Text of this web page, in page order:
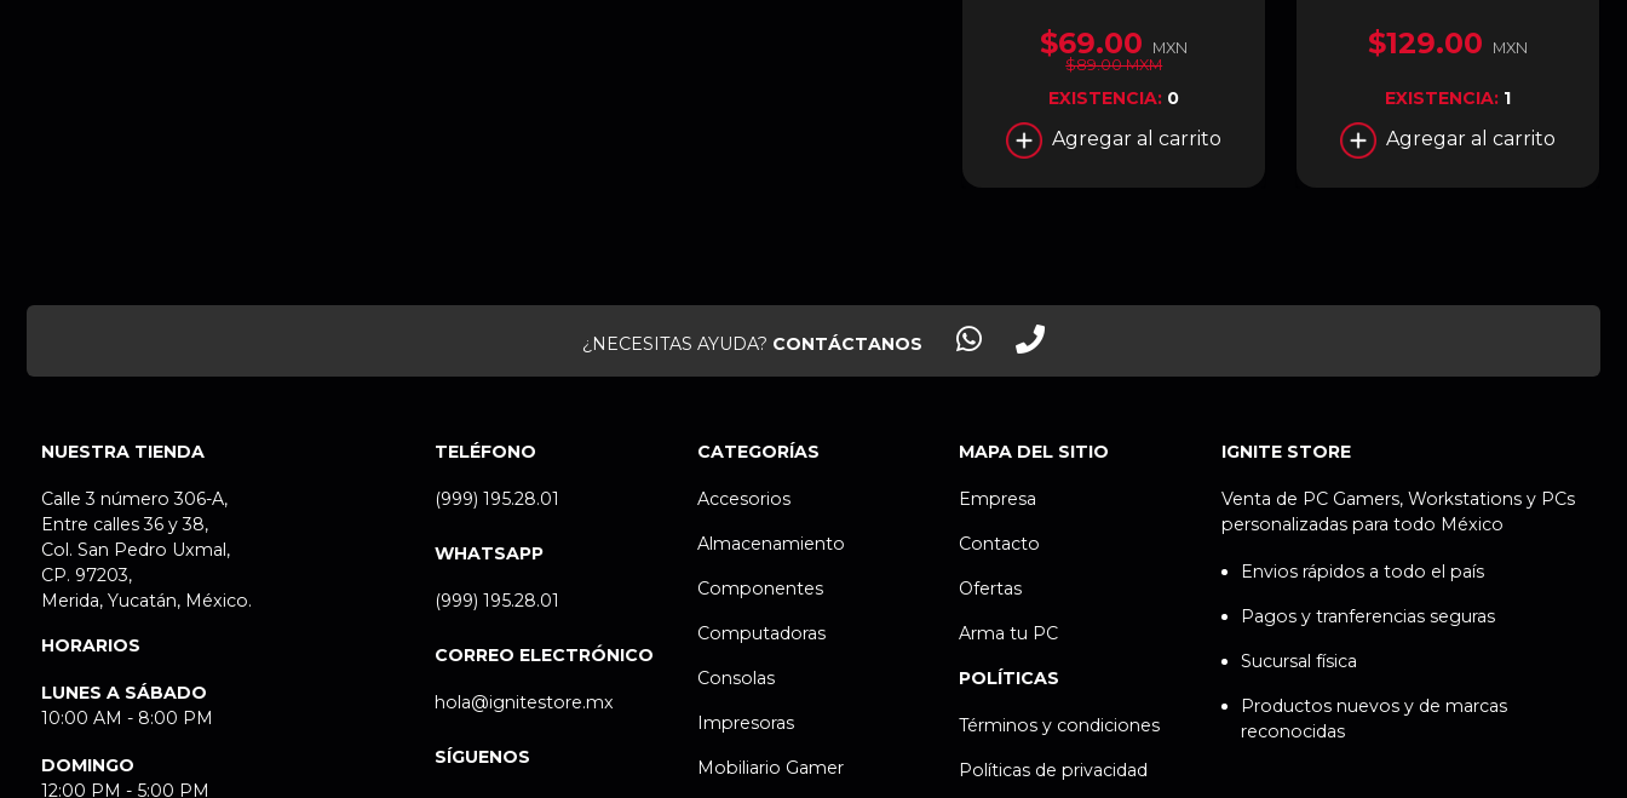
$69.00
MXN
$89.00 MXM
EXISTENCIA: 0
Agregar al carrito
$129.00 MXN
EXISTENCIA: 1
Agregar al carrito
¿NECESITAS AYUDA? CONTÁCTANOS
NUESTRA TIENDA
Calle 3 número 306-A,
Entre calles 36 y 38,
Col. San Pedro Uxmal,
CP. 97203,
Merida, Yucatán, México.
HORARIOS
LUNES A SÁBADO
10:00 AM - 8:00 PM
DOMINGO
12:00 PM - 5:00 PM
TELÉFONO
(999) 195.28.01
WHATSAPP
(999) 195.28.01
CORREO ELECTRÓNICO
hola@ignitestore.mx
SÍGUENOS
CATEGORÍAS
Accesorios
Almacenamiento
Componentes
Computadoras
Consolas
Impresoras
Mobiliario Gamer
MAPA DEL SITIO
Empresa
Contacto
Ofertas
Arma tu PC
POLÍTICAS
Términos y condiciones
Políticas de privacidad
IGNITE STORE
Venta de PC Gamers, Workstations y PCs
personalizadas para todo México
Envios rápidos a todo el país
Pagos y tranferencias seguras
Sucursal física
Productos nuevos y de marcas
reconocidas